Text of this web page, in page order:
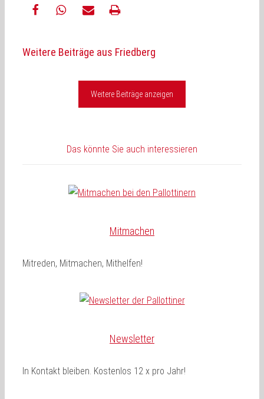
Mail
Weitere Beiträge aus Friedberg
Weitere Beiträge anzeigen
Das könnte Sie auch interessieren
Mitmachen
Mitreden, Mitmachen, Mithelfen!
Newsletter
In Kontakt bleiben. Kostenlos 12 x pro Jahr!